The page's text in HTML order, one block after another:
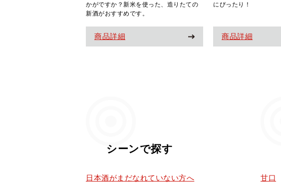
かがですか？新米を使った、造りたての
新酒がおすすめです。
商品詳細
にぴったり！
商品詳細
シーンで探す
日本酒がまだなれていない方へ 甘口